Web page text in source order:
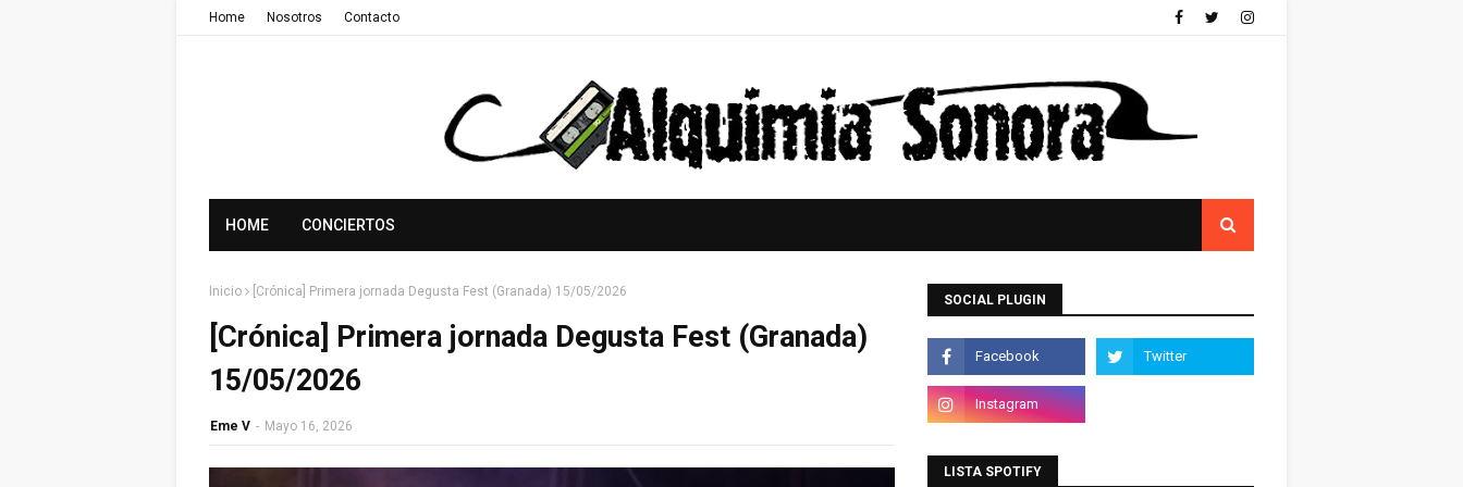
Home Nosotros Contacto
HOME CONCIERTOS
Inicio [Crónica] Primera jornada Degusta Fest (Granada) 15/05/2026
[Crónica] Primera jornada Degusta Fest (Granada)
15/05/2026
Eme V - Mayo 16, 2026
SOCIAL PLUGIN
LISTA SPOTIFY